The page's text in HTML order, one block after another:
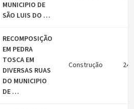
MUNICIPIO DE
SÃO LUIS DO …
RECOMPOSIÇÃO
EM PEDRA
TOSCA EM
DIVERSAS RUAS
DO MUNICIPIO
DE …
Construção